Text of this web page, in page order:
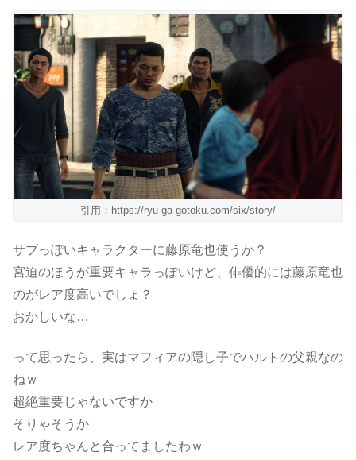
引用：https://ryu-ga-gotoku.com/six/story/
サブっぽいキャラクターに藤原竜也使うか？
宮迫のほうが重要キャラっぽいけど、俳優的には藤原竜也
のがレア度高いでしょ？
おかしいな…
って思ったら、実はマフィアの隠し子でハルトの父親なの
ねｗ
超絶重要じゃないですか
そりゃそうか
レア度ちゃんと合ってましたわｗ